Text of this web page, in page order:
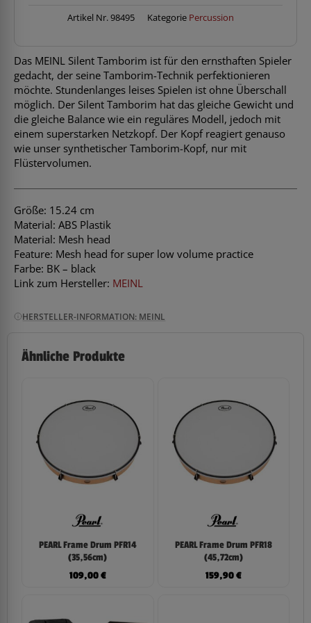
Artikel Nr. 98495 Kategorie Percussion
Das MEINL Silent Tamborim ist für den ernsthaften Spieler
gedacht, der seine Tamborim-Technik perfektionieren
möchte. Stundenlanges leises Spielen ist ohne Überschall
möglich. Der Silent Tamborim hat das gleiche Gewicht und
die gleiche Balance wie ein reguläres Modell, jedoch mit
einem superstarken Netzkopf. Der Kopf reagiert genauso
wie unser synthetischer Tamborim-Kopf, nur mit
Flüstervolumen.
Größe: 15.24 cm
Material: ABS Plastik
Material: Mesh head
Feature: Mesh head for super low volume practice
Farbe: BK – black
Link zum Hersteller: MEINL
HERSTELLER-INFORMATION: MEINL
Ähnliche Produkte
PEARL Frame Drum PFR14
(35,56cm)
109,00€
PEARL Frame Drum PFR18
(45,72cm)
159,90€